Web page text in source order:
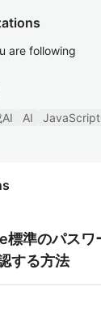
are following
AI JavaScript
準のパスワ
する方法